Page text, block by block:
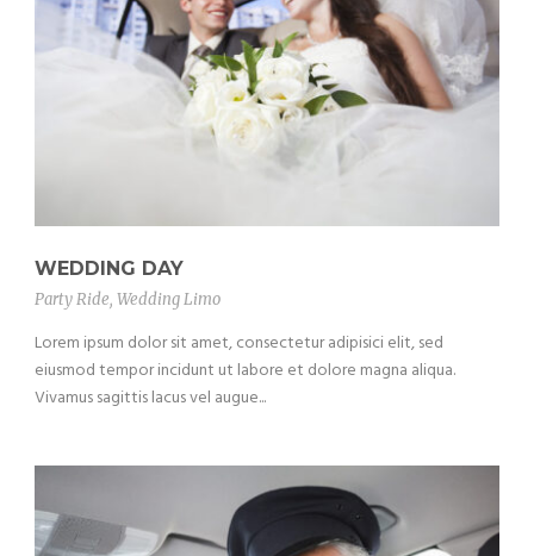
WEDDING DAY
Party Ride, Wedding Limo
Lorem ipsum dolor sit amet, consectetur adipisici elit, sed
eiusmod tempor incidunt ut labore et dolore magna aliqua.
Vivamus sagittis lacus vel augue...